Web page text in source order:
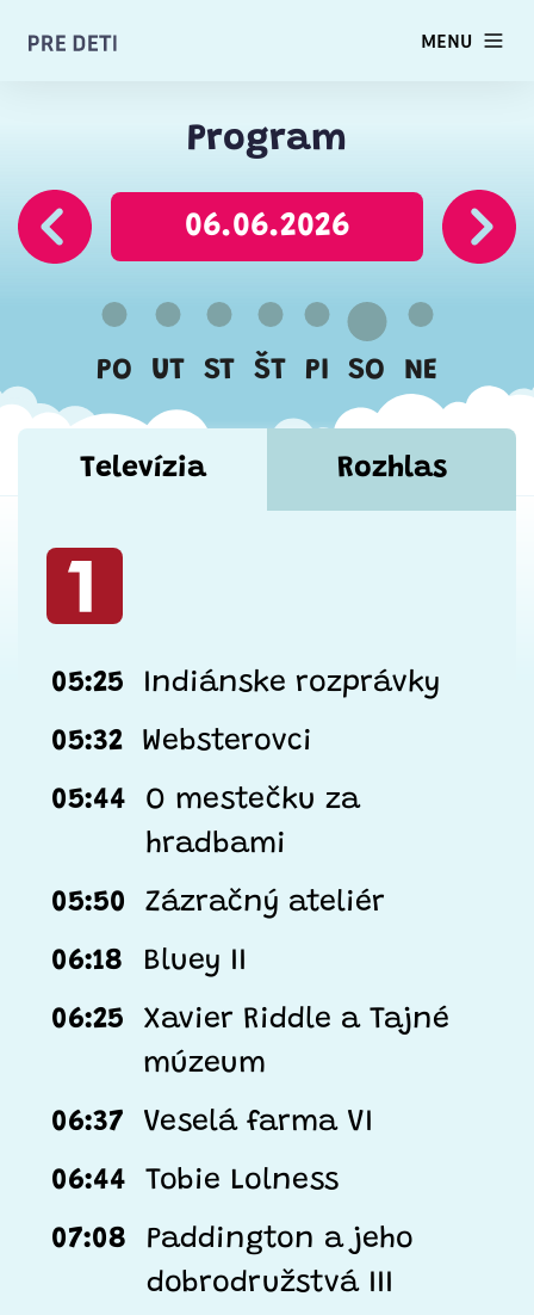
MENU
Program
06.06.2026
PO UT ST ŠT PI SO NE
Televízia Rozhlas
05:25
Indiánske rozprávky
05:32
Websterovci
05:44
O mestečku za
hradbami
05:50
Zázračný ateliér
06:18
Bluey II
06:25
Xavier Riddle a Tajné
múzeum
06:37
Veselá farma VI
06:44
Tobie Lolness
07:08
Paddington a jeho
dobrodružstvá III